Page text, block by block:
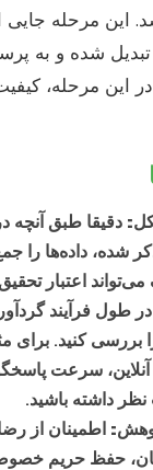
این مرحله
تبدیل شده و به
مرحله، کیفیت
دقیقا طبق آنچه
داده‌ها را
اعتبار
در طول فرآیند
بررسی کنید. برای
سرعت
داشته باشید.
اطمینان از
حفظ حریم